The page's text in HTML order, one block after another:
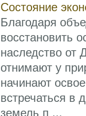
Состояние
Благодаря
восстановить
наследство от
отнимают у
начинают
встречаться в
земель п ...